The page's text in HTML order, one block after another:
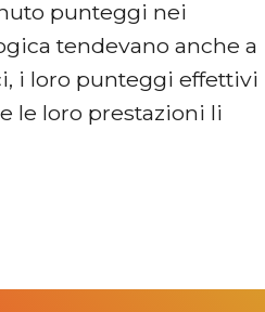
punteggi nei
tendevano anche a
i loro punteggi effettivi
le loro prestazioni li